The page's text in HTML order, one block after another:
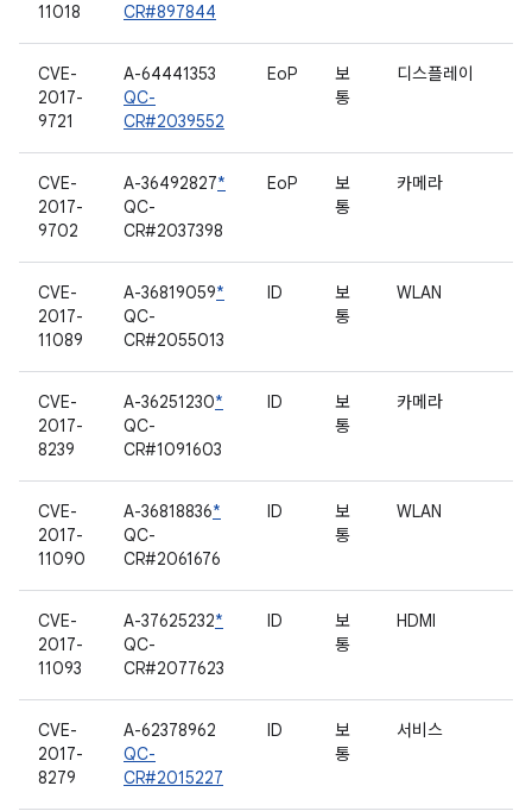
11018
CR#897844
CVE-
2017-
9721
A-64441353
QC-
CR#2039552
EoP
보
통
디스플레이
CVE-
2017-
9702
A-36492827*
QC-
CR#2037398
EoP
보
통
카메라
CVE-
2017-
11089
A-36819059*
QC-
CR#2055013
ID
보
통
WLAN
CVE-
2017-
8239
A-36251230*
QC-
CR#1091603
ID
보
통
카메라
CVE-
2017-
11090
A-36818836*
QC-
CR#2061676
ID
보
통
WLAN
CVE-
2017-
11093
A-37625232*
QC-
CR#2077623
ID
보
통
HDMI
CVE-
2017-
8279
A-62378962
QC-
CR#2015227
ID
보
통
서비스